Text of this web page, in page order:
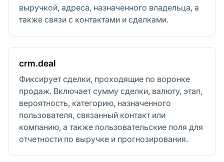
выручкой, адреса, назначенного владельца, а
также связи с контактами и сделками.
crm.deal
Фиксирует сделки, проходящие по воронке
продаж. Включает сумму сделки, валюту, этап,
вероятность, категорию, назначенного
пользователя, связанный контакт или
компанию, а также пользовательские поля для
отчетности по выручке и прогнозирования.